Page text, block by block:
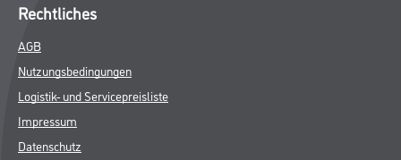
Rechtliches
AGB
Nutzungsbedingungen
Logistik- und Servicepreisliste
Impressum
Datenschutz